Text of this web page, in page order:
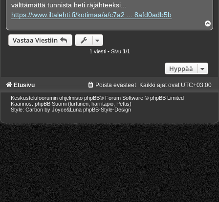
t
i
välttämättä tunnista heti räjähteeksi...
https://www.iltalehti.fi/kotimaa/a/c7a2 ... 8afd0adb5b
l
Vastaa Viestiin
1 viesti • Sivu 1 /1
Hyppää
Etusivu Kaikki ajat ovat UTC+03:00
Poista evästeet
Keskustelufoorumin ohjelmisto phpBB® Forum Software © phpBB Limited
Käännös: phpBB Suomi (lurttinen, harritapio, Pettis)
Style: Carbon by Joyce&Luna phpBB-Style-Design